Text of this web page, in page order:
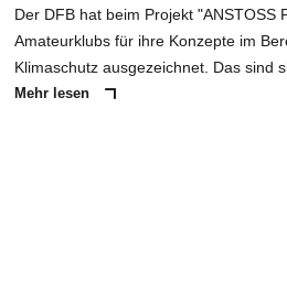
Der DFB hat beim Projekt "ANSTOSS
Amateurklubs für ihre Konzepte im
Klimaschutz ausgezeichnet. Das sind
Mehr lesen